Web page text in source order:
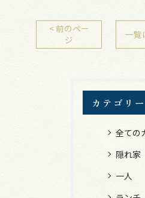
< 前のペー
ジ
一覧
カテゴリー
全ての
隠れ家
一人